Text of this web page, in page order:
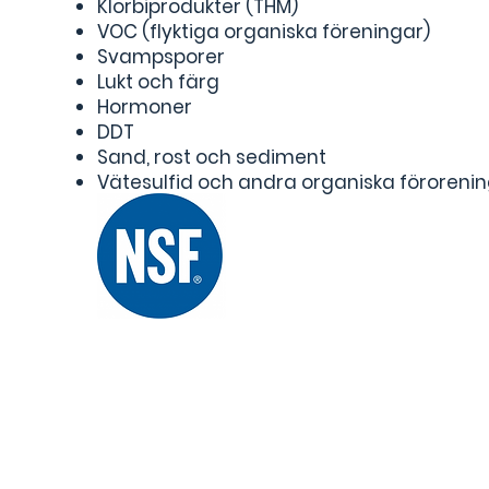
Klorbiprodukter (THM)
VOC (flyktiga organiska föreningar)
Svampsporer
Lukt och färg
Hormoner
DDT
Sand, rost och sediment
Vätesulfid och andra organiska